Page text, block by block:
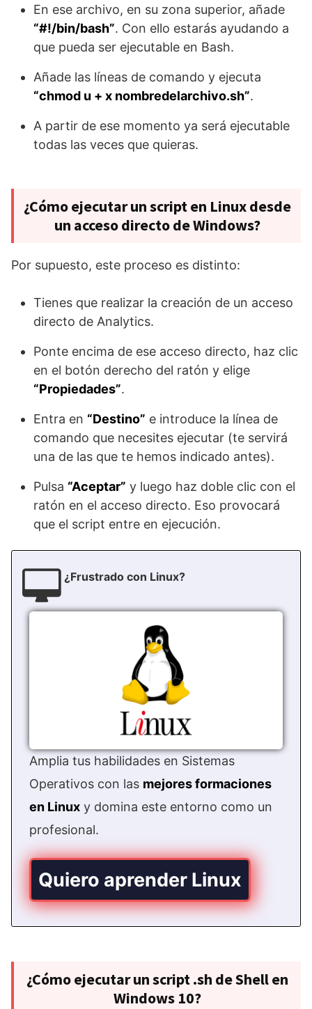
En ese archivo, en su zona superior, añade
“#!/bin/bash”. Con ello estarás ayudando a
que pueda ser ejecutable en Bash.
Añade las líneas de comando y ejecuta
“chmod u + x nombredelarchivo.sh”.
A partir de ese momento ya será ejecutable
todas las veces que quieras.
¿Cómo ejecutar un script en Linux desde
un acceso directo de Windows?
Por supuesto, este proceso es distinto:
Tienes que realizar la creación de un acceso
directo de Analytics.
Ponte encima de ese acceso directo, haz clic
en el botón derecho del ratón y elige
“Propiedades”.
Entra en “Destino” e introduce la línea de
comando que necesites ejecutar (te servirá
una de las que te hemos indicado antes).
Pulsa “Aceptar” y luego haz doble clic con el
ratón en el acceso directo. Eso provocará
que el script entre en ejecución.
¿Frustrado con Linux?
Amplia tus habilidades en Sistemas
Operativos con las mejores formaciones
en Linux y domina este entorno como un
profesional.
Quiero aprender Linux
¿Cómo ejecutar un script .sh de Shell en
Windows 10?